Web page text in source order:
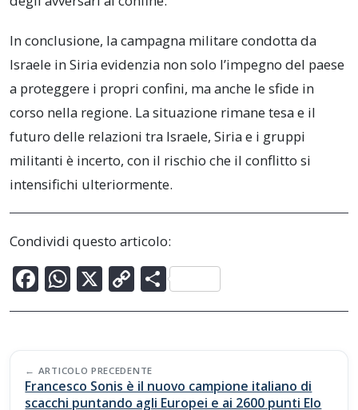
In conclusione, la campagna militare condotta da
Israele in Siria evidenzia non solo l’impegno del paese
a proteggere i propri confini, ma anche le sfide in
corso nella regione. La situazione rimane tesa e il
futuro delle relazioni tra Israele, Siria e i gruppi
militanti è incerto, con il rischio che il conflitto si
intensifichi ulteriormente.
Condividi questo articolo:
F
ac
b
o
W
h
s
A
X C
o
y
Li
C
o
di
vi
Post
navigation
ARTICOLO PRECEDENTE
Francesco Sonis è il nuovo campione italiano di
scacchi puntando agli Europei e ai 2600 punti Elo